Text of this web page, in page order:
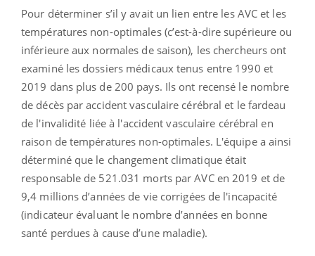
Pour déterminer s’il y avait un lien entre les AVC et les
températures non-optimales (c’est-à-dire supérieure ou
inférieure aux normales de saison), les chercheurs ont
examiné les dossiers médicaux tenus entre 1990 et
2019 dans plus de 200 pays. Ils ont recensé le nombre
de décès par accident vasculaire cérébral et le fardeau
de l'invalidité liée à l'accident vasculaire cérébral en
raison de températures non-optimales. L'équipe a ainsi
déterminé que le changement climatique était
responsable de 521.031 morts par AVC en 2019 et de
9,4 millions d’années de vie corrigées de l'incapacité
(indicateur évaluant le nombre d’années en bonne
santé perdues à cause d’une maladie).